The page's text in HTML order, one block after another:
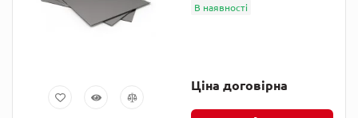
В наявності
Ціна договірна